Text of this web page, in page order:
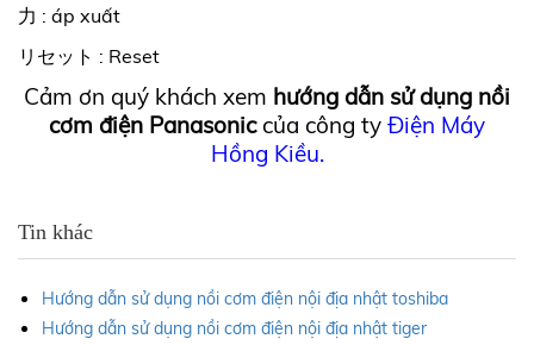
力 : áp xuất
リセット : Reset
Cảm ơn quý khách xem hướng dẫn sử dụng nồi
cơm điện Panasoniccủa công ty Điện Máy
Hồng Kiều.
Tin khác
Hướng dẫn sử dụng nồi cơm điện nội địa nhật toshiba
Hướng dẫn sử dụng nồi cơm điện nội địa nhật tiger